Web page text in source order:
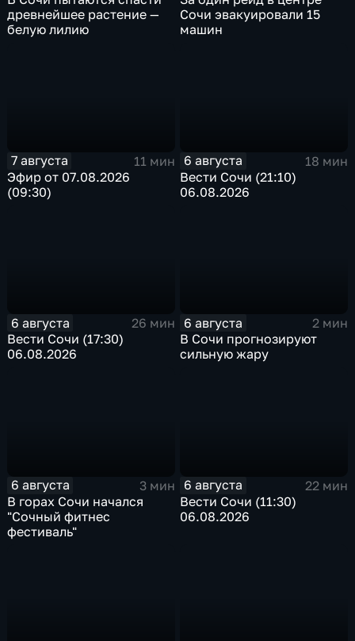
древнейшее растение —
белую лилию
Сочи эвакуировали 15
машин
7 августа
11 мин
Эфир от 07.08.2026
(09:30)
6 августа
18 мин
Вести Сочи (21:10)
06.08.2026
6 августа
26 мин
Вести Сочи (17:30)
06.08.2026
6 августа
2 мин
В Сочи прогнозируют
сильную жару
6 августа
3 мин
В горах Сочи начался
"Сочный фитнес
фестиваль"
6 августа
22 мин
Вести Сочи (11:30)
06.08.2026